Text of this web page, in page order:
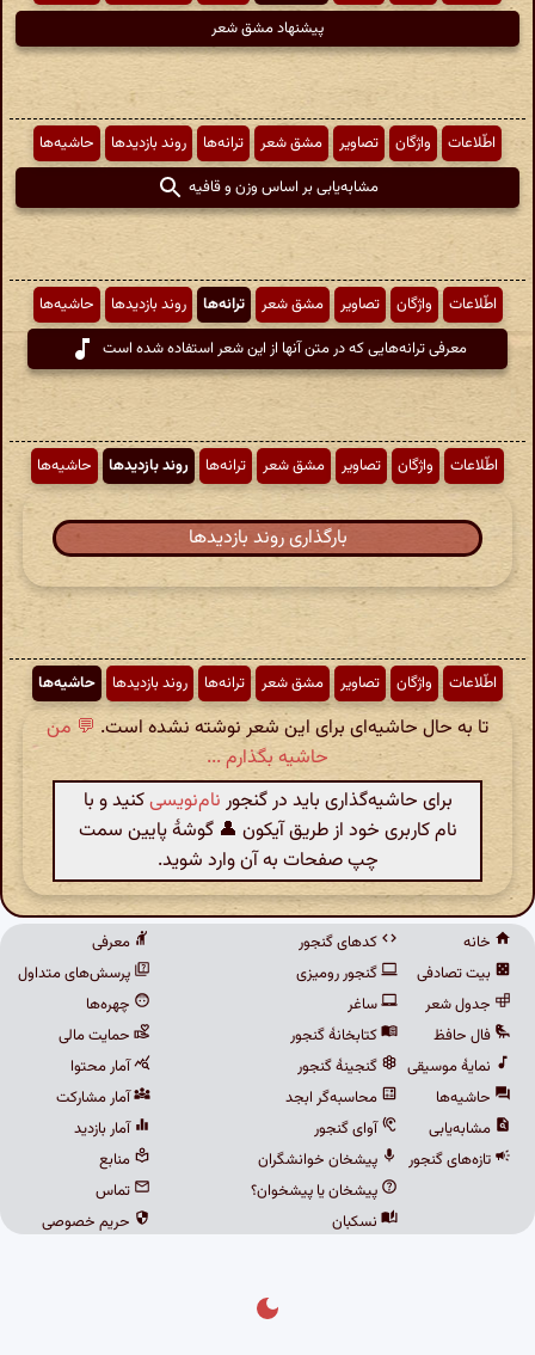
پیشنهاد مشق شعر
اطّلاعات واژگان تصاویر مشق شعر ترانه‌ها روند بازدیدها
حاشیه‌ها
مشابه‌یابی بر اساس وزن و قافیه
اطّلاعات واژگان تصاویر مشق شعر ترانه‌ها روند بازدیدها
حاشیه‌ها
معرفی ترانه‌هایی که در متن آنها از این شعر استفاده شده است
اطّلاعات واژگان تصاویر مشق شعر ترانه‌ها روند بازدیدها حاشیه‌ها
بارگذاری روند بازدیدها
اطّلاعات واژگان تصاویر مشق شعر ترانه‌ها روند بازدیدها حاشیه‌ها
تا به حال حاشیه‌ای برای این شعر نوشته نشده است. 💬 من
حاشیه بگذارم ...
برای حاشیه‌گذاری باید در گنجور نام‌نویسیکنید و با
نام کاربری خود از طریق آیکون 👤 گوشهٔ پایین سمت
چپ صفحات به آن وارد شوید.
خانه
بیت تصادفی
جدول شعر
فال حافظ
نمایهٔ موسیقی
حاشیه‌ها
مشابه‌یابی
تازه‌های گنجور
کدهای گنجور
گنجور رومیزی
ساغر
کتابخانهٔ گنجور
گنجینهٔ گنجور
محاسبه‌گر ابجد
آوای گنجور
پیشخان خوانشگران
پیشخان یا پیشخوان؟
نسکبان
معرفی
پرسش‌های متداول
چهره‌ها
حمایت مالی
آمار محتوا
آمار مشارکت
آمار بازدید
منابع
تماس
حریم خصوصی